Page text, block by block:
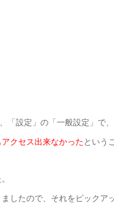
「設定」の「一般設定」で
クセス出来なかったという
したので、それをピックア